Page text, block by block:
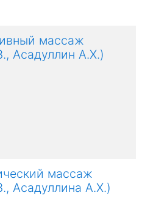
массаж
Асадуллин А.Х.)
массаж
Асадуллина А.Х.)